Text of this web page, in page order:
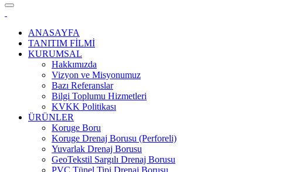
ANASAYFA
TANITIM FİLMİ
KURUMSAL
Hakkımızda
Vizyon ve Misyonumuz
Bazı Referanslar
Bilgi Toplumu Hizmetleri
KVKK Politikası
ÜRÜNLER
Koruge Boru
Koruge Drenaj Borusu (Perforeli)
Yuvarlak Drenaj Borusu
GeoTekstil Sargılı Drenaj Borusu
PVC Tünel Tipi Drenaj Borusu